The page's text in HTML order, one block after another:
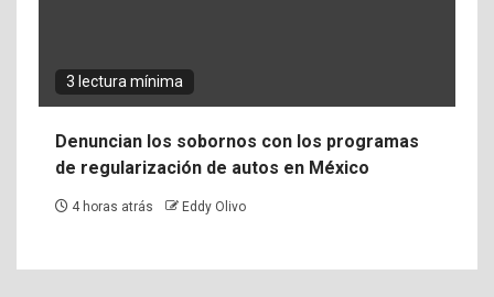
3 lectura mínima
Denuncian los sobornos con los programas
de regularización de autos en México
4 horas atrás Eddy Olivo